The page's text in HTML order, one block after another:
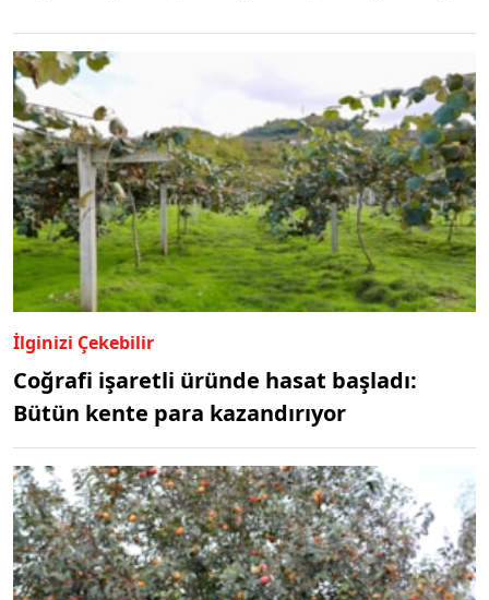
İlginizi Çekebilir
Coğrafi işaretli üründe hasat başladı:
Bütün kente para kazandırıyor